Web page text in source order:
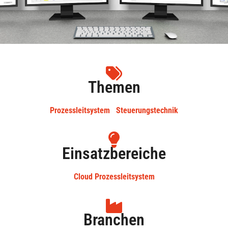
Themen
Prozessleitsystem Steuerungstechnik
Einsatzbereiche
Cloud Prozessleitsystem
Branchen